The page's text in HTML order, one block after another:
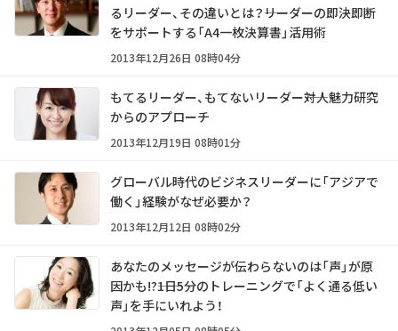
るリーダー、その違いとは？――リーダーの即決即断
をサポートする「A4一枚決算書」活用術
2013年12月26日 08時04分
もてるリーダー、もてないリーダー――対人魅力研究
からのアプローチ
2013年12月19日 08時01分
グローバル時代のビジネスリーダーに「アジアで
働く」経験がなぜ必要か？
2013年12月12日 08時02分
あなたのメッセージが伝わらないのは「声」が原
因かも!?――1日5分のトレーニングで「よく通る低い
声」を手にいれよう！